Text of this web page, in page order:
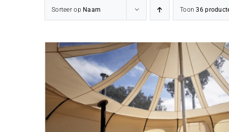
Sorteer op Naam Toon36